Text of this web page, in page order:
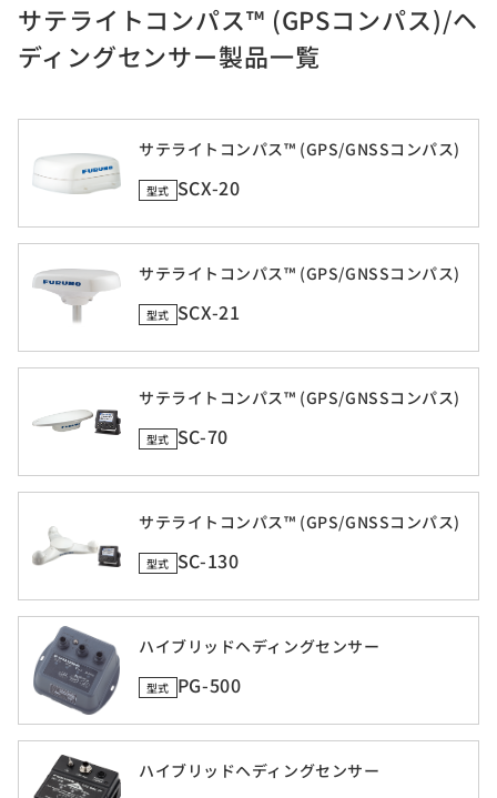
サテライトコンパス™ (GPSコンパス)/ヘ
ディングセンサー製品一覧
サテライトコンパス™ (GPS/GNSSコンパス)
型式 SCX-20
サテライトコンパス™ (GPS/GNSSコンパス)
型式 SCX-21
サテライトコンパス™ (GPS/GNSSコンパス)
型式 SC-70
サテライトコンパス™ (GPS/GNSSコンパス)
型式 SC-130
ハイブリッドヘディングセンサー
型式 PG-500
ハイブリッドヘディングセンサー